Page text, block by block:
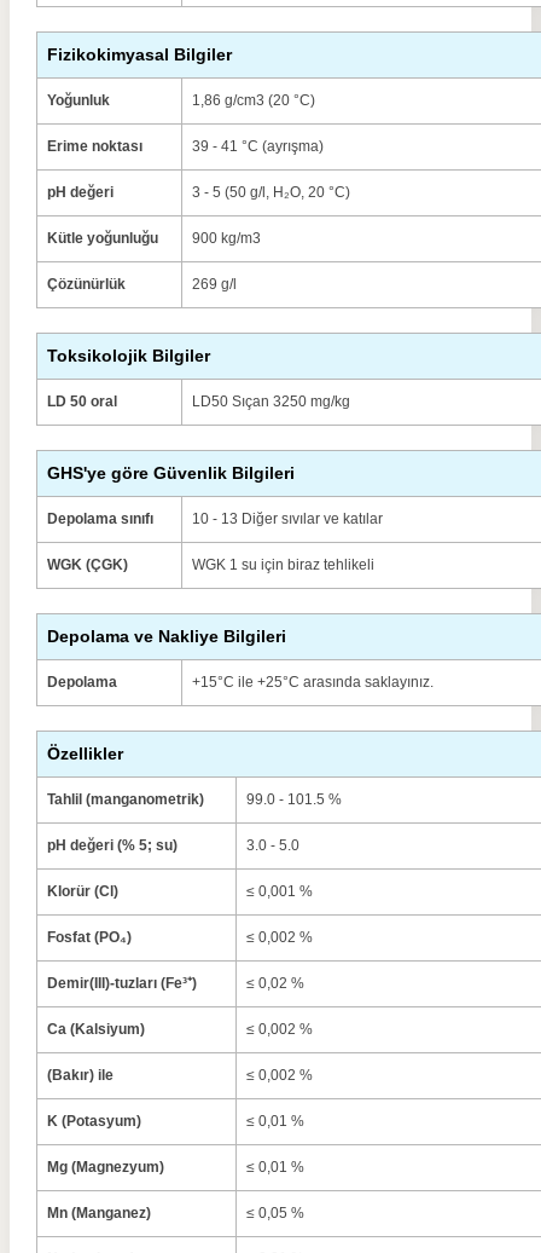
Fizikokimyasal Bilgiler
Yoğunluk 1,86 g/cm3 (20 °C)
Erime noktası 39 - 41 °C (ayrışma)
pH değeri 3 - 5 (50 g/l, H₂O, 20 °C)
Kütle yoğunluğu 900 kg/m3
Çözünürlük 269 g/l
Toksikolojik Bilgiler
LD 50 oral LD50 Sıçan 3250 mg/kg
GHS'ye göre Güvenlik Bilgileri
Depolama sınıfı 10 - 13 Diğer sıvılar ve katılar
WGK (ÇGK) WGK 1 su için biraz tehlikeli
Depolama ve Nakliye Bilgileri
Depolama +15°C ile +25°C arasında saklayınız.
Özellikler
Tahlil (manganometrik) 99.0 - 101.5 %
pH değeri (% 5; su) 3.0 - 5.0
Klorür (Cl) ≤ 0,001 %
Fosfat (PO₄) ≤ 0,002 %
Demir(III)-tuzları (Fe³⁺) ≤ 0,02 %
Ca (Kalsiyum) ≤ 0,002 %
(Bakır) ile ≤ 0,002 %
K (Potasyum) ≤ 0,01 %
Mg (Magnezyum) ≤ 0,01 %
Mn (Manganez) ≤ 0,05 %